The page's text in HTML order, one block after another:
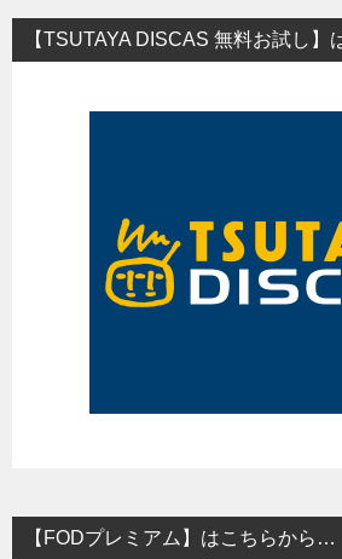
【TSUTAYA DISCAS 無料お試し
【FODプレミアム】はこちらから…